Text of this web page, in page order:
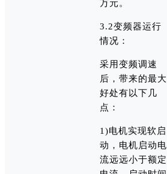
万元。
3.2变频器运行
情况：
采用变频调速
后，带来的最大
好处有以下几
点：
1)电机实现软启
动，电机启动电
流远远小于额定